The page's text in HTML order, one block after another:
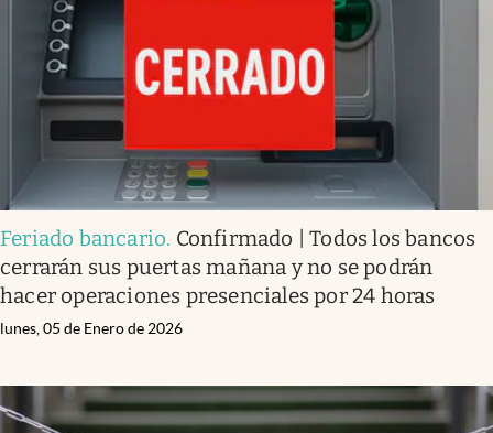
Feriado bancario. Confirmado | Todos los bancos
cerrarán sus puertas mañana y no se podrán
hacer operaciones presenciales por 24 horas
lunes, 05 de Enero de 2026